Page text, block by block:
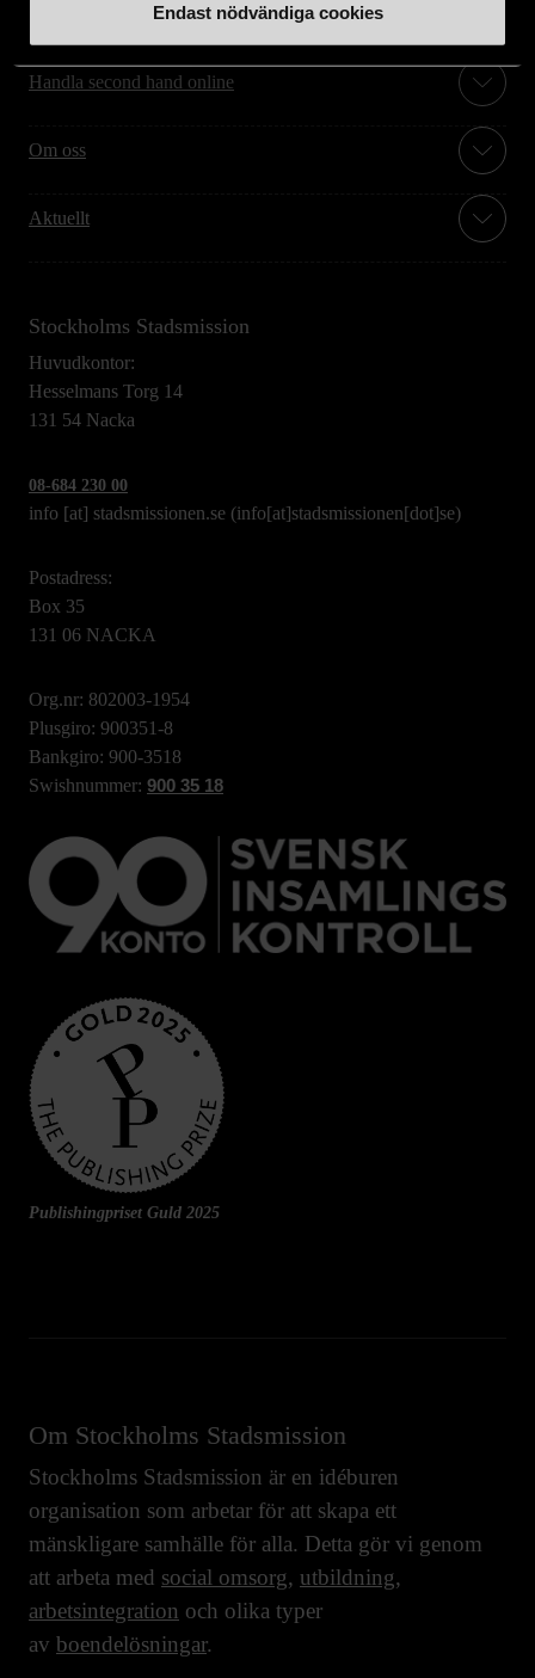
Endast nödvändiga cookies
Handla second hand online
Om oss
Aktuellt
Stockholms Stadsmission
Huvudkontor:
Hesselmans Torg 14
131 54 Nacka
08-684 230 00
info [at] stadsmissionen.se (info[at]stadsmissionen[dot]se)
Postadress:
Box 35
131 06 NACKA
Org.nr: 802003-1954
Plusgiro: 900351-8
Bankgiro: 900-3518
Swishnummer: 900 35 18
Publishingpriset Guld 2025
Om Stockholms Stadsmission
Stockholms Stadsmission är en idéburen
organisation som arbetar för att skapa ett
mänskligare samhälle för alla. Detta gör vi genom
att arbeta med social omsorg, utbildning,
arbetsintegration och olika typer
av boendelösningar.